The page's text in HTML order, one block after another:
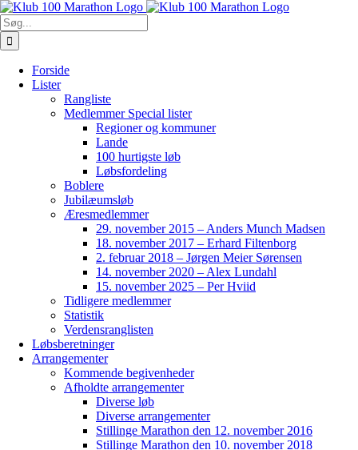
Skip
to
content
Søg
efter:
Forside
Lister
Rangliste
Medlemmer Special lister
Regioner og kommuner
Lande
100 hurtigste løb
Løbsfordeling
Boblere
Jubilæumsløb
Æresmedlemmer
29. november 2015 – Anders Munch Madsen
18. november 2017 – Erhard Filtenborg
2. februar 2018 – Jørgen Meier Sørensen
14. november 2020 – Alex Lundahl
15. november 2025 – Per Hviid
Tidligere medlemmer
Statistik
Verdensranglisten
Løbsberetninger
Arrangementer
Kommende begivenheder
Afholdte arrangementer
Diverse løb
Diverse arrangementer
Stillinge Marathon den 12. november 2016
Stillinge Marathon den 10. november 2018